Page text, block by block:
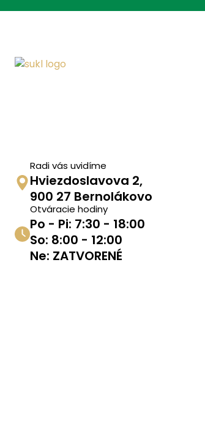
Radi vás uvidíme
Hviezdoslavova 2,
900 27 Bernolákovo
Otváracie hodiny
Po - Pi: 7:30 - 18:00
So: 8:00 - 12:00
Ne: ZATVORENÉ